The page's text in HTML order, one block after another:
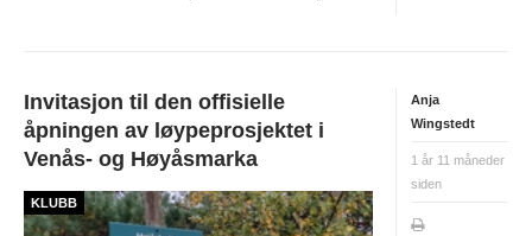
Camp Norway
World Cup 2015
O-NM 2017
Invitasjon til den offisielle
åpningen av løypeprosjektet i
Venås- og Høyåsmarka
KLUBB
Anja
Wingstedt
1 år 11 måneder
siden